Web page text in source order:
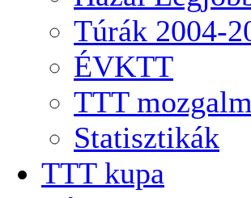
Túrák 2004-
ÉVKTT
TTT
Statisztikák
TTT kupa